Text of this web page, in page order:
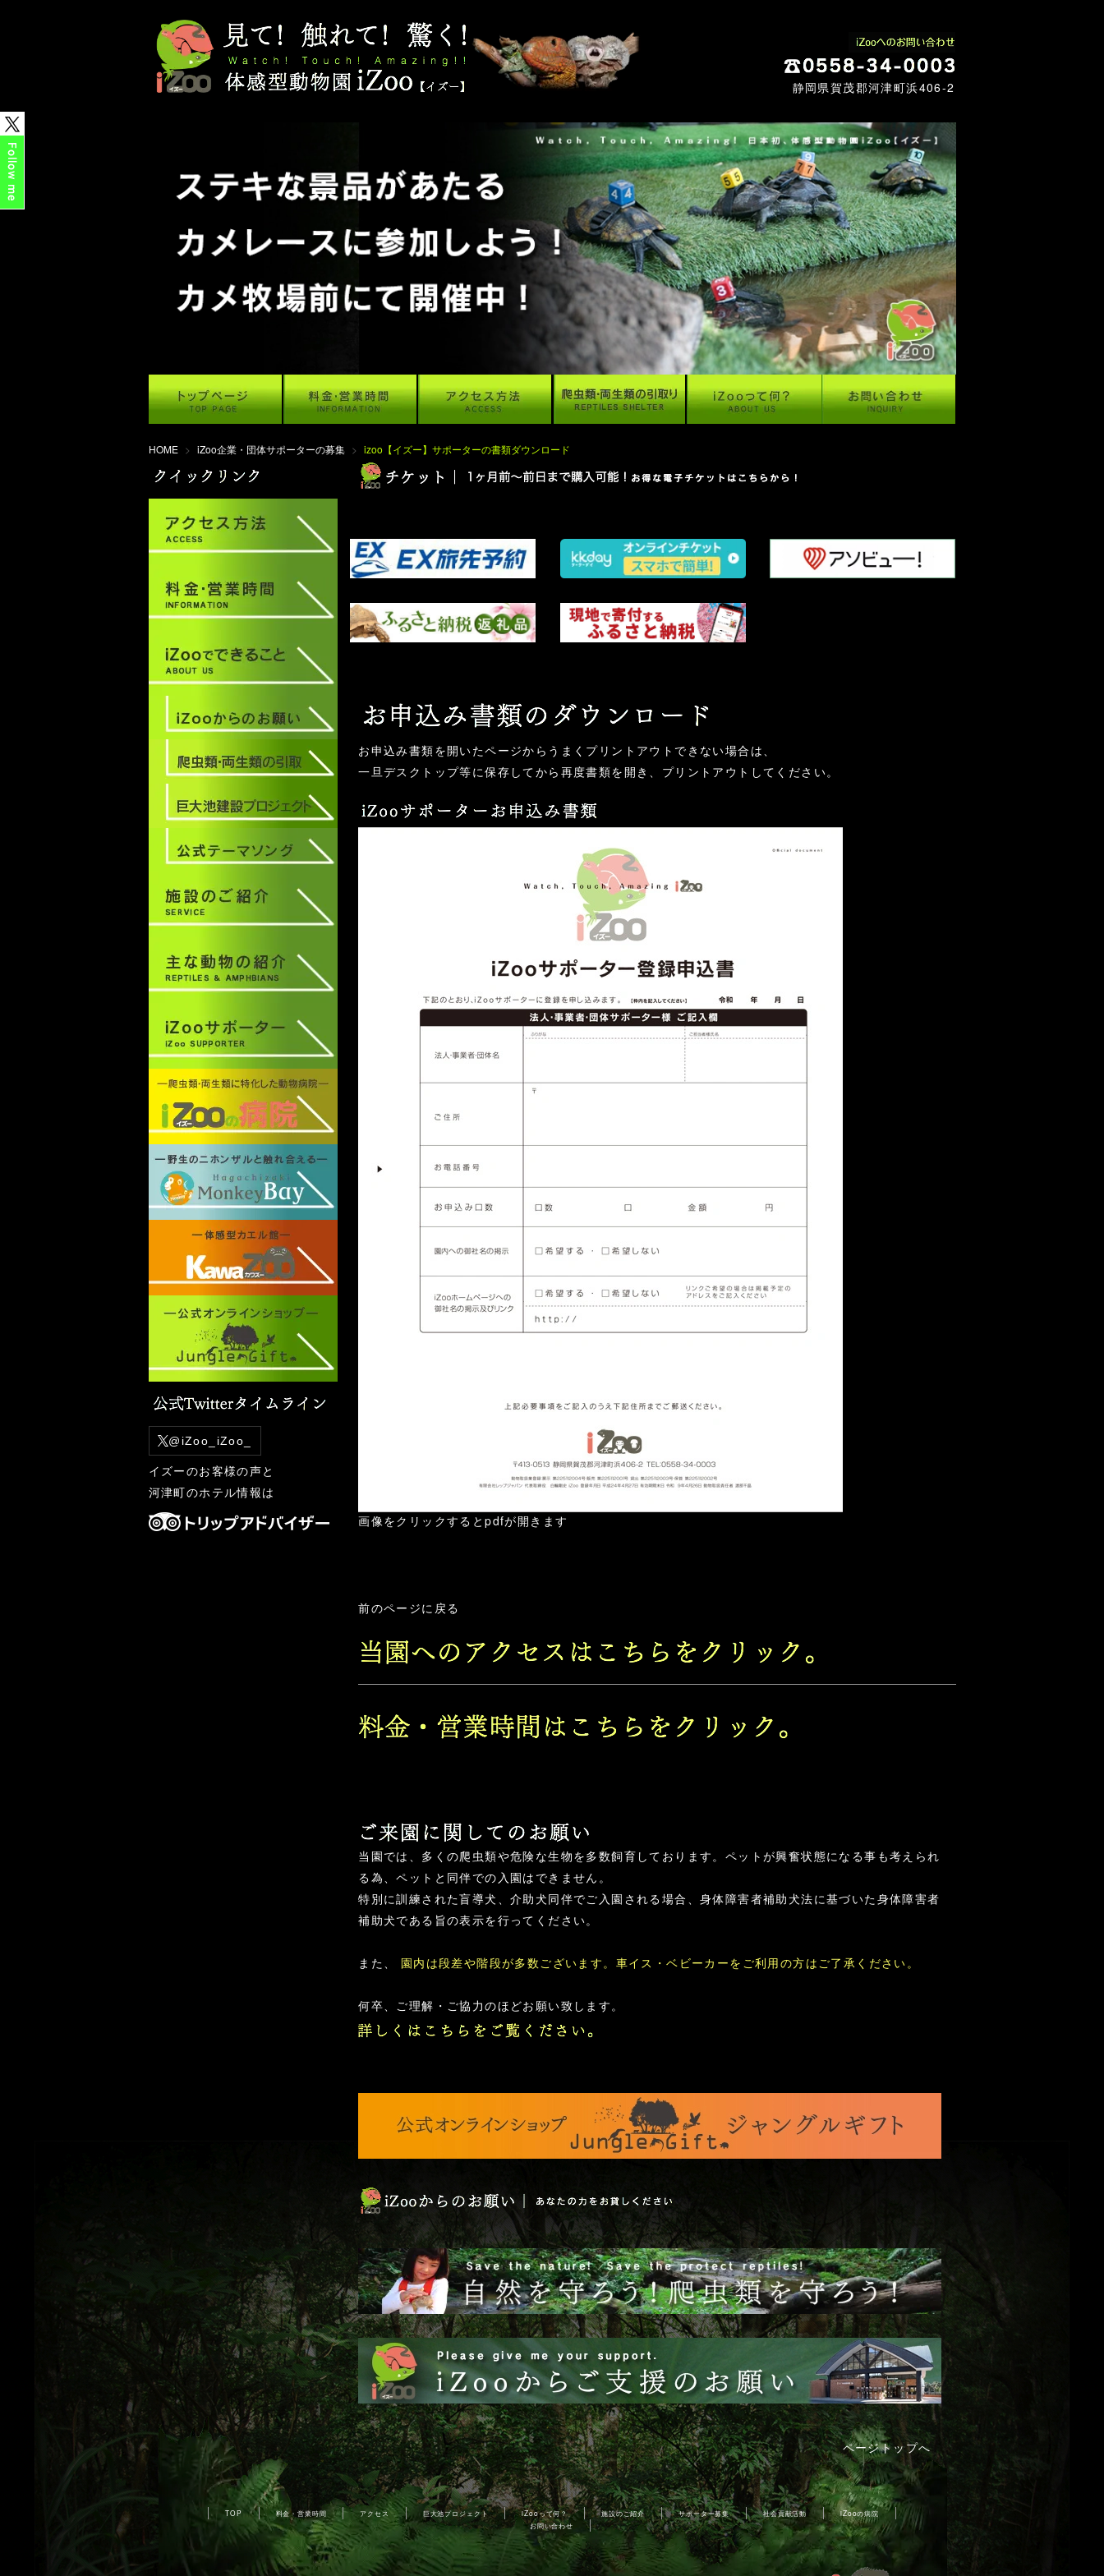
静岡県賀茂郡河津町浜406-2
HOME > iZoo企業・団体サポーターの募集 > izoo【イズー】サポーターの書類ダウンロード
お申込み書類を開いたページからうまくプリントアウトできない場合は、
一旦デスクトップ等に保存してから再度書類を開き、プリントアウトしてください。
画像をクリックするとpdfが開きます
前のページに戻る
当園では、多くの爬虫類や危険な生物を多数飼育しております。ペットが興奮状態になる事も考えられ
る為、ペットと同伴での入園はできません。
特別に訓練された盲導犬、介助犬同伴でご入園される場合、身体障害者補助犬法に基づいた身体障害者
補助犬である旨の表示を行ってください。
また、 園内は段差や階段が多数ございます。車イス・ベビーカーをご利用の方はご了承ください。
何卒、ご理解・ご協力のほどお願い致します。
@iZoo_iZoo_
イズーのお客様の声と
河津町のホテル情報は
ページトップへ
TOP 料金・営業時間 アクセス 巨大池プロジェクト iZooって何？ 施設のご紹介 サポーター募集 社会貢献活動
iZooの病院
お問い合わせ